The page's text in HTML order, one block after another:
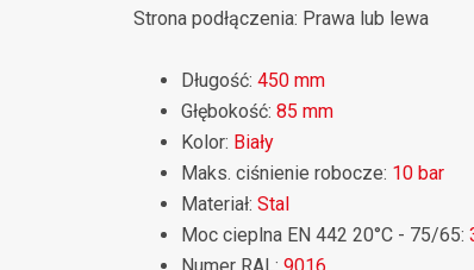
Strona podłączenia: Prawa lub lewa
Długość: 450 mm
Głębokość: 85 mm
Kolor: Biały
Maks. ciśnienie robocze: 10 bar
Materiał: Stal
Moc cieplna EN 442 20°C - 75/65: